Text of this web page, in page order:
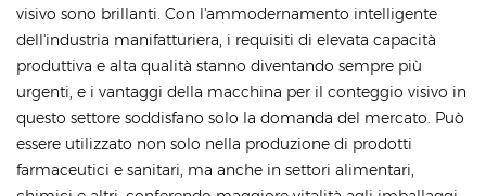
visivo sono brillanti. Con l'ammodernamento intelligente
dell'industria manifatturiera, i requisiti di elevata capacità
produttiva e alta qualità stanno diventando sempre più
urgenti, e i vantaggi della macchina per il conteggio visivo in
questo settore soddisfano solo la domanda del mercato. Può
essere utilizzato non solo nella produzione di prodotti
farmaceutici e sanitari, ma anche in settori alimentari,